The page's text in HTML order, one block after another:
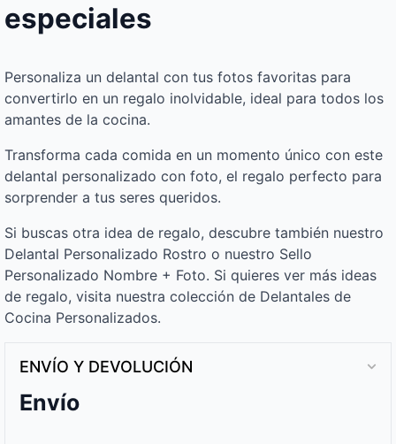
especiales
Personaliza un delantal con tus fotos favoritas para
convertirlo en un regalo inolvidable, ideal para todos los
amantes de la cocina.
Transforma cada comida en un momento único con este
delantal personalizado con foto, el regalo perfecto para
sorprender a tus seres queridos.
Si buscas otra idea de regalo, descubre también nuestro
Delantal Personalizado Rostro o nuestro Sello
Personalizado Nombre + Foto. Si quieres ver más ideas
de regalo, visita nuestra colección de Delantales de
Cocina Personalizados.
ENVÍO Y DEVOLUCIÓN
Envío